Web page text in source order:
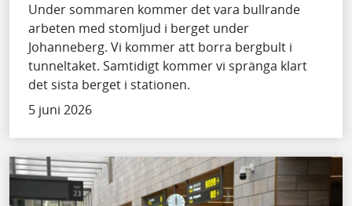
Under sommaren kommer det vara bullrande
arbeten med stomljud i berget under
Johanneberg. Vi kommer att borra bergbult i
tunneltaket. Samtidigt kommer vi spränga klart
det sista berget i stationen.
5 juni 2026